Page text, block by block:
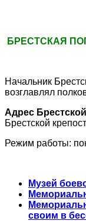
БРЕСТСКАЯ
Начальник
возглавлял
Адрес
Брестской
Режим работы:
Музей
своим в